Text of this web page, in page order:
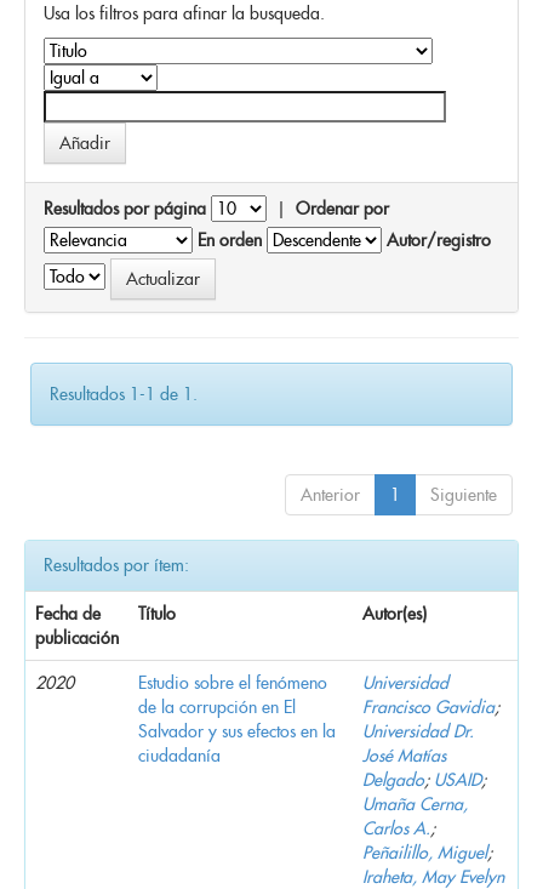
Usa los filtros para afinar la busqueda.
Resultados por página | Ordenar por
En orden
Autor/registro
Resultados 1-1 de 1.
Anterior 1 Siguiente
Resultados por ítem:
Fecha de
publicación
Título Autor(es)
2020
Estudio sobre el fenómeno
de la corrupción en El
Salvador y sus efectos en la
ciudadanía
Universidad
Francisco Gavidia;
Universidad Dr.
José Matías
Delgado; USAID;
Umaña Cerna,
Carlos A.;
Peñailillo, Miguel;
Iraheta, May Evelyn